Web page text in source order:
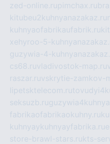
zed-online.rupimchax.ru
kitubeu2kuhnyanazakaz.ru
kuhnyaofabrikaufabrik.ru
xehyroo-5-
guzywia-4-
cs68.ruvladivostok-map.ru
raszar.ruvskrytie-zamkov-
lipetsktelecom.ru
seksuzb.ru
fabrikaofabrikaokuhny.ru
kuhnyaykuhnyayfabrika.ru
store-brawl-stars.rukts-